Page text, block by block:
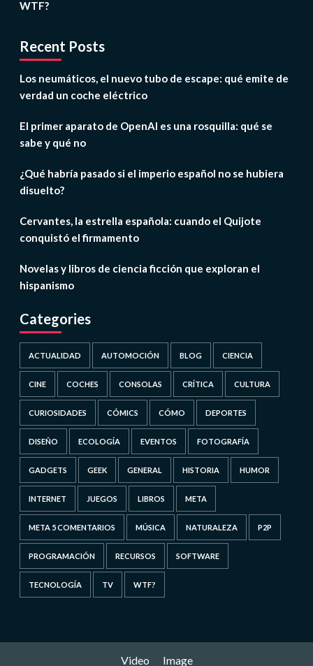
WTF?
Recent Posts
Los neumáticos, el nuevo tubo de escape: qué emite de
verdad un coche eléctrico
El primer aparato de OpenAI es una rosquilla: qué se
sabe y qué no
¿Qué habría pasado si el imperio español no se hubiera
disuelto?
Cervantes, la estrella española: cuando el Quijote
conquistó el firmamento
Novelas y libros de ciencia ficción que exploran el
hispanismo
Categories
ACTUALIDAD AUTOMOCIÓN BLOG CIENCIA
CINE COCHES CONSOLAS CRÍTICA CULTURA
CURIOSIDADES CÓMICS CÓMO DEPORTES
DISEÑO ECOLOGÍA EVENTOS FOTOGRAFÍA
GADGETS GEEK GENERAL HISTORIA HUMOR
INTERNET JUEGOS LIBROS META
META 5 COMENTARIOS MÚSICA NATURALEZA P2P
PROGRAMACIÓN RECURSOS SOFTWARE
TECNOLOGÍA TV WTF?
Video Image